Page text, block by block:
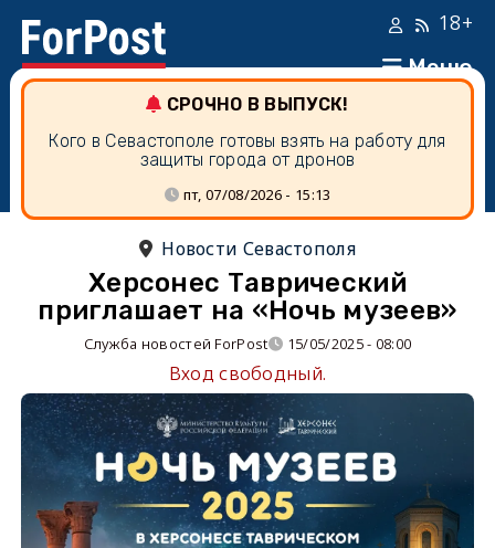
Меню
18+
СРОЧНО В ВЫПУСК!
Кого в Севастополе готовы взять на работу для
защиты города от дронов
пт, 07/08/2026 - 15:13
Новости Севастополя
Херсонес Таврический
приглашает на «Ночь музеев»
Служба новостей ForPost 15/05/2025 - 08:00
Вход свободный.